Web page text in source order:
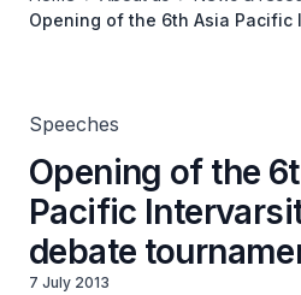
Opening of the 6th Asia Pacific
Speeches
Opening of the
Pacific
debate
7 July 2013